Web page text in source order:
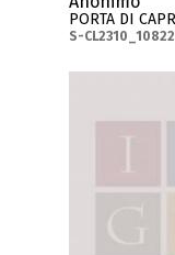
PORTA DI
S-CL2310_10822